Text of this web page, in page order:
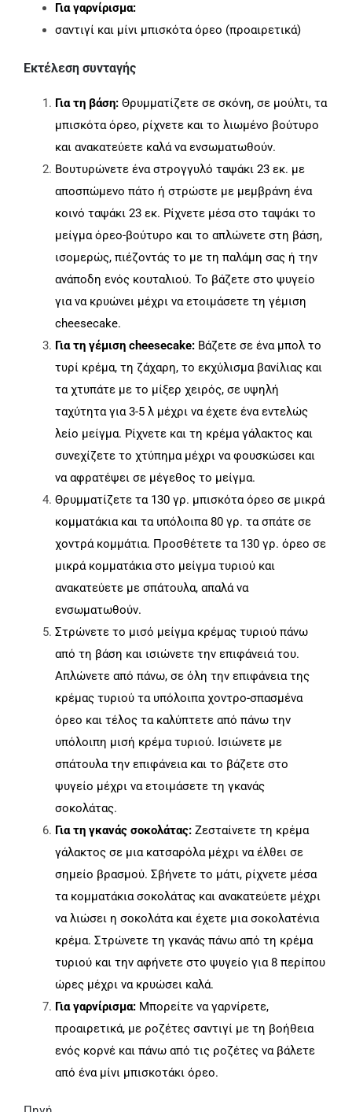
Για γαρνίρισμα:
σαντιγί και μίνι μπισκότα όρεο (προαιρετικά)
Εκτέλεση συνταγής
Για τη βάση: Θρυμματίζετε σε σκόνη, σε μούλτι, τα
μπισκότα όρεο, ρίχνετε και το λιωμένο βούτυρο
και ανακατεύετε καλά να ενσωματωθούν.
Βουτυρώνετε ένα στρογγυλό ταψάκι 23 εκ. με
αποσπώμενο πάτο ή στρώστε με μεμβράνη ένα
κοινό ταψάκι 23 εκ. Ρίχνετε μέσα στο ταψάκι το
μείγμα όρεο-βούτυρο και το απλώνετε στη βάση,
ισομερώς, πιέζοντάς το με τη παλάμη σας ή την
ανάποδη ενός κουταλιού. Το βάζετε στο ψυγείο
για να κρυώνει μέχρι να ετοιμάσετε τη γέμιση
cheesecake.
Για τη γέμιση cheesecake: Βάζετε σε ένα μπολ το
τυρί κρέμα, τη ζάχαρη, το εκχύλισμα βανίλιας και
τα χτυπάτε με το μίξερ χειρός, σε υψηλή
ταχύτητα για 3-5 λ μέχρι να έχετε ένα εντελώς
λείο μείγμα. Ρίχνετε και τη κρέμα γάλακτος και
συνεχίζετε το χτύπημα μέχρι να φουσκώσει και
να αφρατέψει σε μέγεθος το μείγμα.
Θρυμματίζετε τα 130 γρ. μπισκότα όρεο σε μικρά
κομματάκια και τα υπόλοιπα 80 γρ. τα σπάτε σε
χοντρά κομμάτια. Προσθέτετε τα 130 γρ. όρεο σε
μικρά κομματάκια στο μείγμα τυριού και
ανακατεύετε με σπάτουλα, απαλά να
ενσωματωθούν.
Στρώνετε το μισό μείγμα κρέμας τυριού πάνω
από τη βάση και ισιώνετε την επιφάνειά του.
Απλώνετε από πάνω, σε όλη την επιφάνεια της
κρέμας τυριού τα υπόλοιπα χοντρο-σπασμένα
όρεο και τέλος τα καλύπτετε από πάνω την
υπόλοιπη μισή κρέμα τυριού. Ισιώνετε με
σπάτουλα την επιφάνεια και το βάζετε στο
ψυγείο μέχρι να ετοιμάσετε τη γκανάς
σοκολάτας.
Για τη γκανάς σοκολάτας: Ζεσταίνετε τη κρέμα
γάλακτος σε μια κατσαρόλα μέχρι να έλθει σε
σημείο βρασμού. Σβήνετε το μάτι, ρίχνετε μέσα
τα κομματάκια σοκολάτας και ανακατεύετε μέχρι
να λιώσει η σοκολάτα και έχετε μια σοκολατένια
κρέμα. Στρώνετε τη γκανάς πάνω από τη κρέμα
τυριού και την αφήνετε στο ψυγείο για 8 περίπου
ώρες μέχρι να κρυώσει καλά.
Για γαρνίρισμα: Μπορείτε να γαρνίρετε,
προαιρετικά, με ροζέτες σαντιγί με τη βοήθεια
ενός κορνέ και πάνω από τις ροζέτες να βάλετε
από ένα μίνι μπισκοτάκι όρεο.